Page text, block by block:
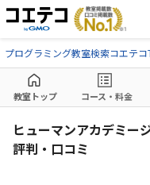
プログラミング教室検索コエテコ
教室トップ コース・料金
ヒューマンアカデミー
評判・口コミ